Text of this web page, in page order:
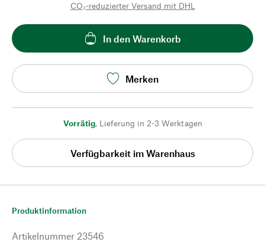
CO₂-reduzierter Versand mit DHL
In den Warenkorb
Merken
Vorrätig, Lieferung in 2-3 Werktagen
Verfügbarkeit im Warenhaus
Produktinformation
Artikelnummer 23546